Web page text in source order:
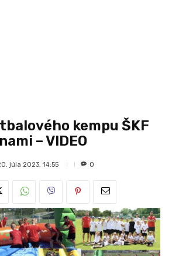
kempu ŠKF
– VIDEO
júla 2023, 14:55 0